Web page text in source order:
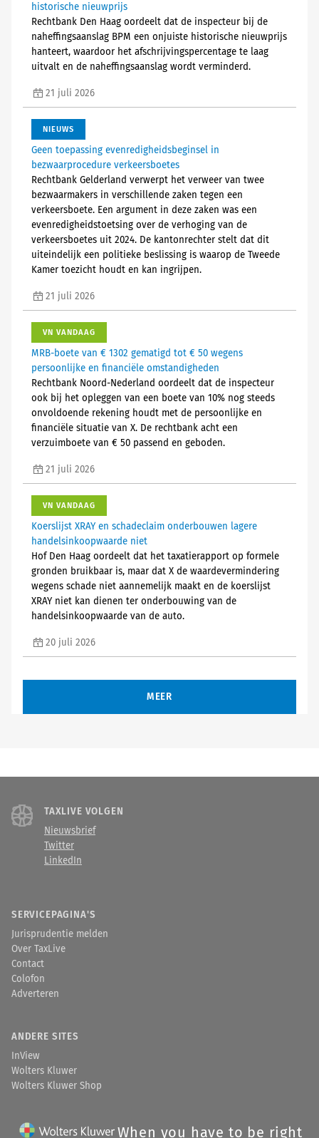
historische nieuwprijs
Rechtbank Den Haag oordeelt dat de inspecteur bij de
naheffingsaanslag BPM een onjuiste historische nieuwprijs
hanteert, waardoor het afschrijvingspercentage te laag
uitvalt en de naheffingsaanslag wordt verminderd.
21 juli 2026
NIEUWS
Geen toepassing evenredigheidsbeginsel in
bezwaarprocedure verkeersboetes
Rechtbank Gelderland verwerpt het verweer van twee
bezwaarmakers in verschillende zaken tegen een
verkeersboete. Een argument in deze zaken was een
evenredigheidstoetsing over de verhoging van de
verkeersboetes uit 2024. De kantonrechter stelt dat dit
uiteindelijk een politieke beslissing is waarop de Tweede
Kamer toezicht houdt en kan ingrijpen.
21 juli 2026
VN VANDAAG
MRB-boete van € 1302 gematigd tot € 50 wegens
persoonlijke en financiële omstandigheden
Rechtbank Noord-Nederland oordeelt dat de inspecteur
ook bij het opleggen van een boete van 10% nog steeds
onvoldoende rekening houdt met de persoonlijke en
financiële situatie van X. De rechtbank acht een
verzuimboete van € 50 passend en geboden.
21 juli 2026
VN VANDAAG
Koerslijst XRAY en schadeclaim onderbouwen lagere
handelsinkoopwaarde niet
Hof Den Haag oordeelt dat het taxatierapport op formele
gronden bruikbaar is, maar dat X de waardevermindering
wegens schade niet aannemelijk maakt en de koerslijst
XRAY niet kan dienen ter onderbouwing van de
handelsinkoopwaarde van de auto.
20 juli 2026
MEER
TAXLIVE VOLGEN
Nieuwsbrief
Twitter
LinkedIn
SERVICEPAGINA'S
Jurisprudentie melden
Over TaxLive
Contact
Colofon
Adverteren
ANDERE SITES
InView
Wolters Kluwer
Wolters Kluwer Shop
When you have to be right